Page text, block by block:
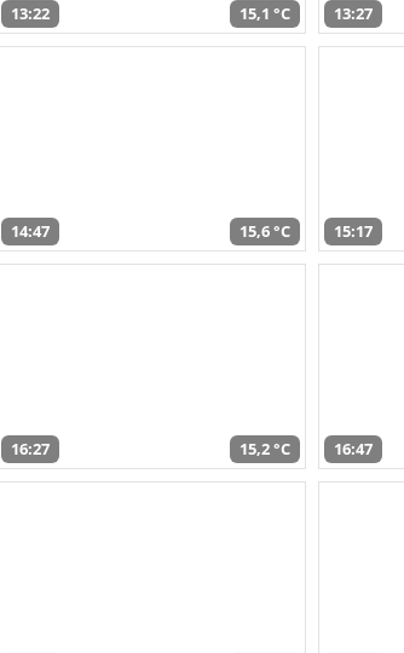
13:22 15,1 °C 13:27
14:47 15,6 °C 15:17
16:27 15,2 °C 16:47